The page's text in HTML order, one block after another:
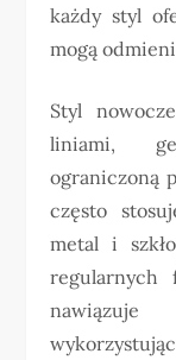
każdy styl
mogą
Styl
liniami,
ograniczoną
często
metal i
regularnych